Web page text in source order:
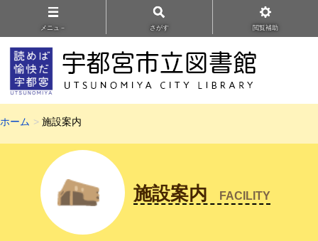
メニュ－ さがす 閲覧補助
ホーム 施設案内
施設案内 FACILITY